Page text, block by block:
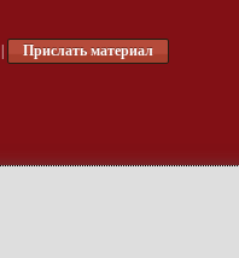
Прислать материал